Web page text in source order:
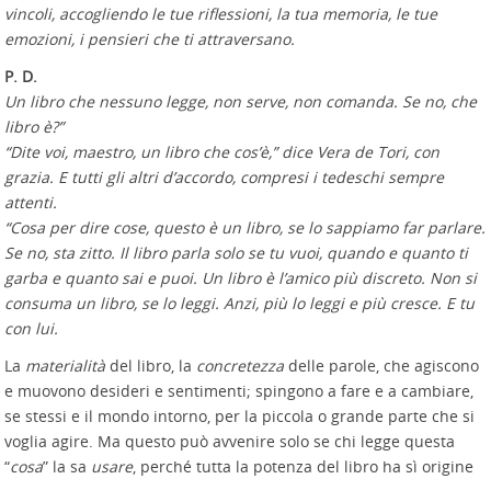
vincoli, accogliendo le tue riflessioni, la tua memoria, le tue
emozioni, i pensieri che ti attraversano.
P. D.
Un libro che nessuno legge, non serve, non comanda. Se no, che
libro è?”
“Dite voi, maestro, un libro che cos’è,” dice Vera de Tori, con
grazia. E tutti gli altri d’accordo, compresi i tedeschi sempre
attenti.
“Cosa per dire cose, questo è un libro, se lo sappiamo far parlare.
Se no, sta zitto. Il libro parla solo se tu vuoi, quando e quanto ti
garba e quanto sai e puoi. Un libro è l’amico più discreto. Non si
consuma un libro, se lo leggi. Anzi, più lo leggi e più cresce. E tu
con lui.
La materialità del libro, la concretezza delle parole, che agiscono
e muovono desideri e sentimenti; spingono a fare e a cambiare,
se stessi e il mondo intorno, per la piccola o grande parte che si
voglia agire. Ma questo può avvenire solo se chi legge questa
“cosa” la sa usare, perché tutta la potenza del libro ha sì origine